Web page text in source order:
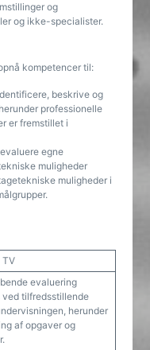
og
og ikke-specialister.
kompetencer til:
beskrive og
professionelle
er fremstillet i
egne
muligheder
muligheder i
TV
evaluering
ved tilfredsstillende
herunder
af opgaver og